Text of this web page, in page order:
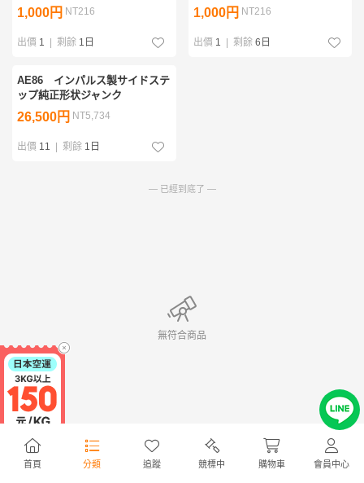
首頁 分類 追蹤 競標中 購物車 會員中心
1,000円 NT216
出價 1 | 剩餘 1日
1,000円 NT216
出價 1 | 剩餘 6日
AE86 インパルス製サイドステ
ップ純正形状ジャンク
26,500円 NT5,734
出價 11 | 剩餘 1日
— 已經到底了 —
無符合商品